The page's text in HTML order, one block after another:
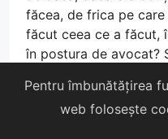
făcea, de frica pe
făcut ceea ce a făcut,
în postura de avocat?
torționarilor? Câți
dânsul ca să-i apere,
Pentru îmbunătățirea
web folosește